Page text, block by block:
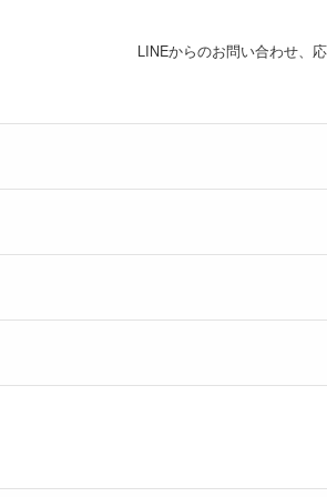
LINEからのお問い合わせ、